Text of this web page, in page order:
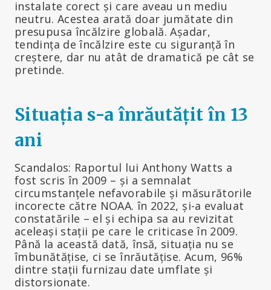
instalate corect și care aveau un mediu
neutru. Acestea arată doar jumătate din
presupusa încălzire globală. Așadar,
tendința de încălzire este cu siguranță în
creștere, dar nu atât de dramatică pe cât se
pretinde.
Situația s-a înrăutățit în 13
ani
Scandalos: Raportul lui Anthony Watts a
fost scris în 2009 – și a semnalat
circumstanțele nefavorabile și măsurătorile
incorecte către NOAA. în 2022, și-a evaluat
constatările – el și echipa sa au revizitat
aceleași stații pe care le criticase în 2009.
Până la această dată, însă, situația nu se
îmbunătățise, ci se înrăutățise. Acum, 96%
dintre stații furnizau date umflate și
distorsionate.